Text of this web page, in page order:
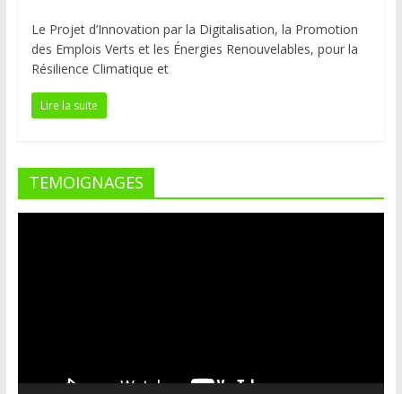
Le Projet d’Innovation par la Digitalisation, la Promotion
des Emplois Verts et les Énergies Renouvelables, pour la
Résilience Climatique et
Lire la suite
TEMOIGNAGES